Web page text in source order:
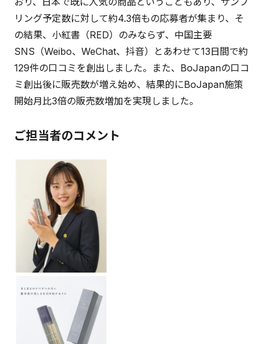
リング予定数に対して約4.3倍もの応募者が集まり、そ
の結果、小紅書（RED）のみならず、中国主要
SNS（Weibo、WeChat、抖音）とあわせて13日間で約
129件の口コミを創出しました。また、BoJapanの口コ
ミ創出後に販売数が増え始め、結果的にBoJapan施策
開始月比3倍の販売数増加を実現しました。
ご担当者のコメント